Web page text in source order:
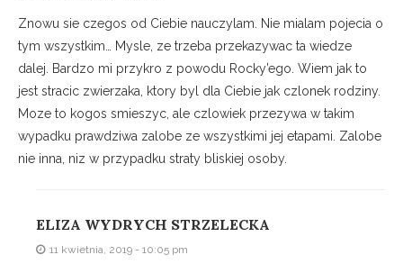
Znowu sie czegos od Ciebie nauczylam. Nie mialam pojecia o
tym wszystkim… Mysle, ze trzeba przekazywac ta wiedze
dalej. Bardzo mi przykro z powodu Rocky’ego. Wiem jak to
jest stracic zwierzaka, ktory byl dla Ciebie jak czlonek rodziny.
Moze to kogos smieszyc, ale czlowiek przezywa w takim
wypadku prawdziwa zalobe ze wszystkimi jej etapami. Zalobe
nie inna, niz w przypadku straty bliskiej osoby.
ELIZA WYDRYCH STRZELECKA
11 kwietnia, 2019 - 10:05 pm